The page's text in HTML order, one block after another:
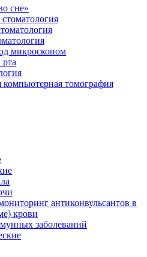
сне»
микроскопом
компьютерная томография
антиконвульсантов в
крови
заболеваний